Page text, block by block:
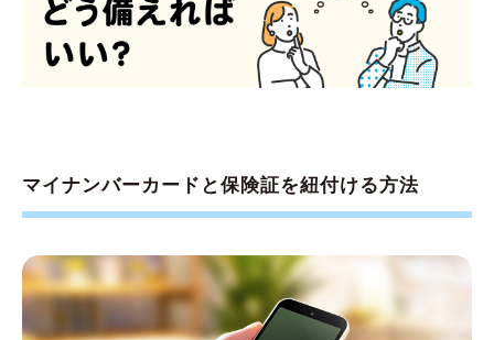
マイナンバーカードと保険証を紐付ける方法